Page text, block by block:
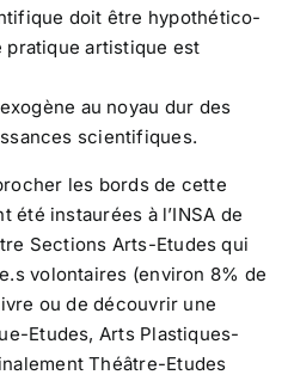
doit être hypothético-
pratique artistique est
au noyau dur des
scientifiques.
les bords de cette
été instaurées à l’INSA de
Sections Arts-Etudes qui
volontaires (environ 8% de
ou de découvrir une
Etudes, Arts Plastiques-
Théâtre-Etudes